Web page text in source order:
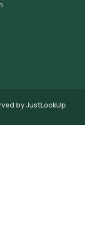
by JustLookUp